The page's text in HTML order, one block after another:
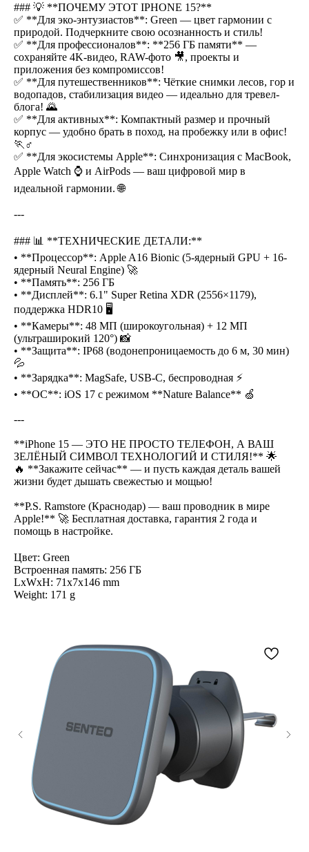
### 💡 **ПОЧЕМУ ЭТОТ IPHONE 15?**
✅ **Для эко-энтузиастов**: Green — цвет гармонии с
природой. Подчеркните свою осознанность и стиль!
✅ **Для профессионалов**: **256 ГБ памяти** —
сохраняйте 4K-видео, RAW-фото 🎥, проекты и
приложения без компромиссов!
✅ **Для путешественников**: Чёткие снимки лесов, гор и
водопадов, стабилизация видео — идеально для тревел-
блога! 🌄
✅ **Для активных**: Компактный размер и прочный
корпус — удобно брать в поход, на пробежку или в офис!
🏃♂️
✅ **Для экосистемы Apple**: Синхронизация с MacBook,
Apple Watch ⌚ и AirPods — ваш цифровой мир в
идеальной гармонии. 🌐
---
### 📊 **ТЕХНИЧЕСКИЕ ДЕТАЛИ:**
• **Процессор**: Apple A16 Bionic (5-ядерный GPU + 16-
ядерный Neural Engine) 🚀
• **Память**: 256 ГБ
• **Дисплей**: 6.1" Super Retina XDR (2556×1179),
поддержка HDR10 🖥
• **Камеры**: 48 МП (широкоугольная) + 12 МП
(ультраширокий 120°) 📸
• **Защита**: IP68 (водонепроницаемость до 6 м, 30 мин)
💦
• **Зарядка**: MagSafe, USB-C, беспроводная ⚡
• **ОС**: iOS 17 с режимом **Nature Balance** 🍏
---
**iPhone 15 — ЭТО НЕ ПРОСТО ТЕЛЕФОН, А ВАШ
ЗЕЛЁНЫЙ СИМВОЛ ТЕХНОЛОГИЙ И СТИЛЯ!** 🌟
🔥 **Закажите сейчас** — и пусть каждая деталь вашей
жизни будет дышать свежестью и мощью!
**P.S. Ramstore (Краснодар) — ваш проводник в мире
Apple!** 🚀 Бесплатная доставка, гарантия 2 года и
помощь в настройке.
Цвет: Green
Встроенная память: 256 ГБ
LxWxH: 71x7x146 mm
Weight: 171 g